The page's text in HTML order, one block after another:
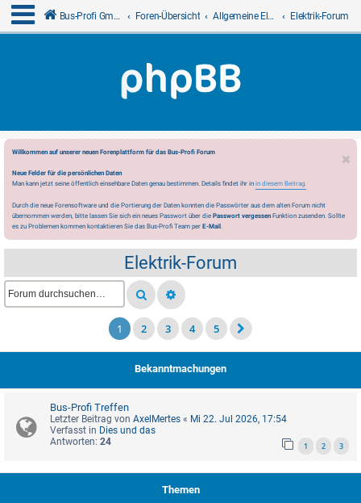
Bus-Profi GmbH Foren-Übersicht Allgemeine Elektrik Elektrik-Forum
Willkommen auf unserer neuen Forenplattform für das Bus-Profi Forum
Neue Felder für die persönlichen Daten
Man kann jetzt seine öffentlich einsehbare Daten genau bestimmen. Details findet ihr in in diesem Beitrag.
Durch die neue Forensoftware und die Portierung der Daten konnten die Passwörter aus dem alten Forum nicht
übernommen werden, bitte lassen Sie sich ein neues Passwort über die Passwort vergessen Funktion zusenden. Sollte
es zu Problemen kommen kontaktieren Sie das Bus-Profi Team per E-Mail.
Elektrik-Forum
1 2 3 4 5
Bekanntmachungen
Bus-Profi Treffen
Letzter Beitrag von AxelMertes « Mi 22. Jul 2026, 17:54
Verfasst in Dies und das
Antworten: 24 1 2 3
Themen